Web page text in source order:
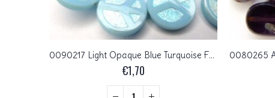
0090217 Light Opaque Blue Turquoise Full AB Table Cut Peace Bead. 4 Pc.
€1,70